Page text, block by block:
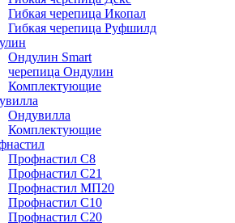
Гибкая черепица Икопал
Гибкая черепица Руфшилд
Ондулин Smart
черепица Ондулин
Комплектующие
Ондувилла
Комплектующие
Профнастил C8
Профнастил C21
Профнастил МП20
Профнастил C10
Профнастил C20